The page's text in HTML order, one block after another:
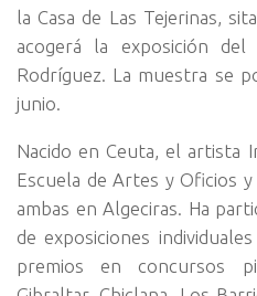
la Casa de Las Tejerinas,
acogerá la exposición
Rodríguez. La muestra se
junio.
Nacido en Ceuta, el artista
Escuela de Artes y Oficios y
ambas en Algeciras. Ha
de exposiciones
premios en concursos